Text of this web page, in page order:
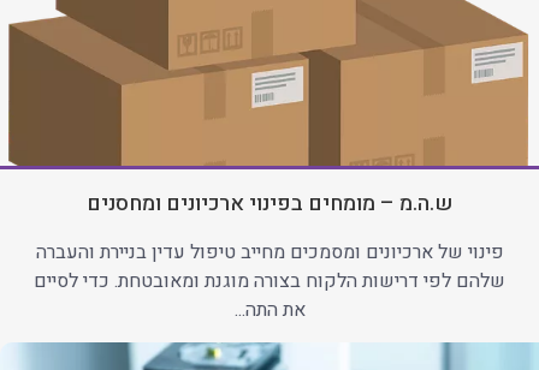
ש.ה.מ – מומחים בפינוי ארכיונים ומחסנים
פינוי של ארכיונים ומסמכים מחייב טיפול עדין בניירת והעברה
שלהם לפי דרישות הלקוח בצורה מוגנת ומאובטחת. כדי לסיים
את התה...